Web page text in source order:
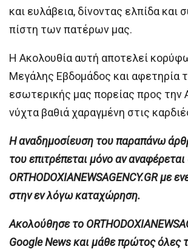
και ευλάβεια, δίνοντας ελπίδα και
πίστη των πατέρων μας.
Η Ακολουθία αυτή αποτελεί
Μεγάλης Εβδομάδος και αφετηρία
εσωτερικής μας πορείας προς την
νύχτα βαθιά χαραγμένη στις
H αναδημοσίευση του παραπάνω
του επιτρέπεται μόνο αν
ORTHODOXIANEWSAGENCY.GR με
στην εν λόγω καταχώρηση.
Ακολούθησε το
Google News και μάθε πρώτος όλες